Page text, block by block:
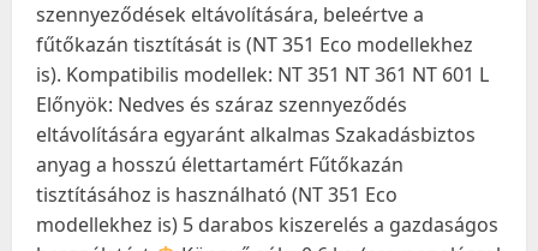
szennyeződések eltávolítására, beleértve a
fűtőkazán tisztítását is (NT 351 Eco modellekhez
is). Kompatibilis modellek: NT 351 NT 361 NT 601 L
Előnyök: Nedves és száraz szennyeződés
eltávolítására egyaránt alkalmas Szakadásbiztos
anyag a hosszú élettartamért Fűtőkazán
tisztításához is használható (NT 351 Eco
modellekhez is) 5 darabos kiszerelés a gazdaságos